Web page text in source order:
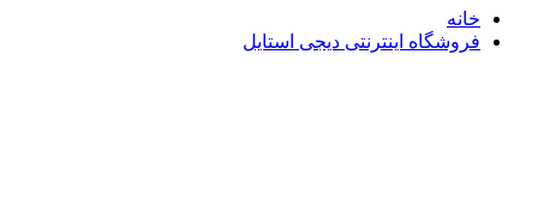
خانه
فروشگاه اینترنتی دیجی استایل